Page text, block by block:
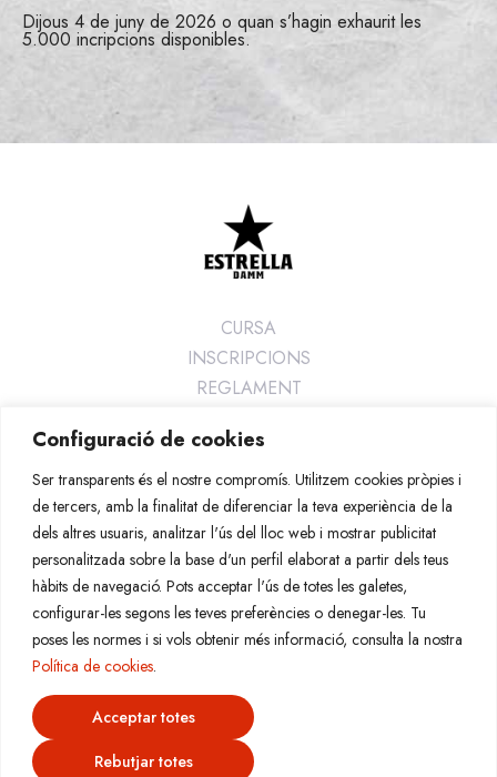
Configuració de cookies
Ser transparents és el nostre compromís. Utilitzem cookies pròpies i
de tercers, amb la finalitat de diferenciar la teva experiència de la
dels altres usuaris, analitzar l'ús del lloc web i mostrar publicitat
personalitzada sobre la base d'un perfil elaborat a partir dels teus
hàbits de navegació. Pots acceptar l'ús de totes les galetes,
configurar-les segons les teves preferències o denegar-les. Tu
poses les normes i si vols obtenir més informació, consulta la nostra
Política de cookies.
Acceptar totes
Rebutjar totes
Dijous 4 de juny de 2026 o quan s’hagin exhaurit les
5.000 incripcions disponibles.
CURSA
INSCRIPCIONS
REGLAMENT
Política Privacitat
Política en xarxes socials
Política Cookies
Contacte
Damm
Cat En